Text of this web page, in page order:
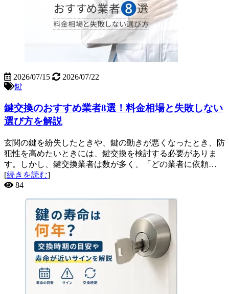
2026/07/15
2026/07/22
鍵
鍵交換のおすすめ業者8選！料金相場と失敗しない
選び方を解説
玄関の鍵を紛失したときや、鍵の動きが悪くなったとき、防
犯性を高めたいときには、鍵交換を検討する必要がありま
す。しかし、鍵交換業者は数が多く、「どの業者に依頼…
[続きを読む]
84